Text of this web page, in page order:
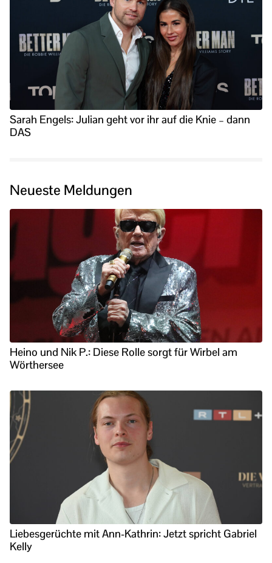
Sarah Engels: Julian geht vor ihr auf die Knie – dann
DAS
Neueste Meldungen
Heino und Nik P.: Diese Rolle sorgt für Wirbel am
Wörthersee
Liebesgerüchte mit Ann-Kathrin: Jetzt spricht Gabriel
Kelly